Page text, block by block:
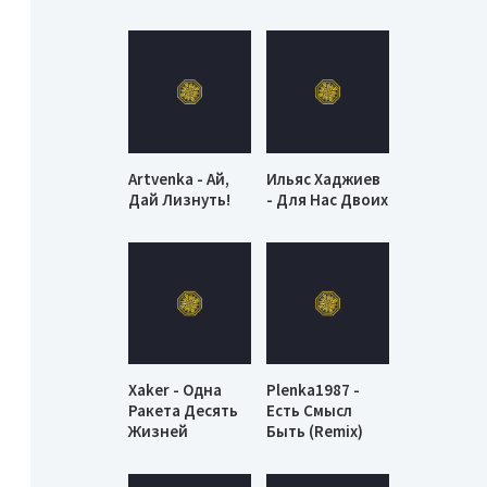
Artvenka - Ай,
Дай Лизнуть!
Ильяс Хаджиев
- Для Нас Двоих
Xaker - Одна
Ракета Десять
Жизней
Plenka1987 -
Есть Смысл
Быть (Remix)